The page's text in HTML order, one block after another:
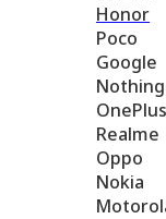
Honor
Poco
Google
Nothing
OnePlus
Realme
Oppo
Nokia